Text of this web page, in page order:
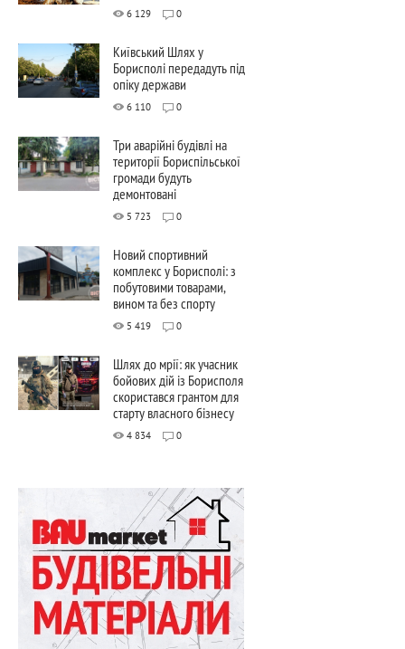
6 129 0
Київський Шлях у
Борисполі передадуть під
опіку держави
6 110 0
Три аварійні будівлі на
території Бориспільської
громади будуть
демонтовані
5 723 0
Новий спортивний
комплекс у Борисполі: з
побутовими товарами,
вином та без спорту
5 419 0
Шлях до мрії: як учасник
бойових дій із Борисполя
скористався грантом для
старту власного бізнесу
4 834 0